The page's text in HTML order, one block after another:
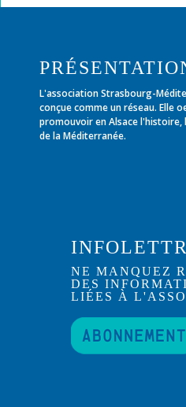
L'association Strasbourg-
conçue comme un réseau. Elle
promouvoir en Alsace l'histoire,
de la Méditerranée.
NE MANQUEZ
DES
LIÉES À